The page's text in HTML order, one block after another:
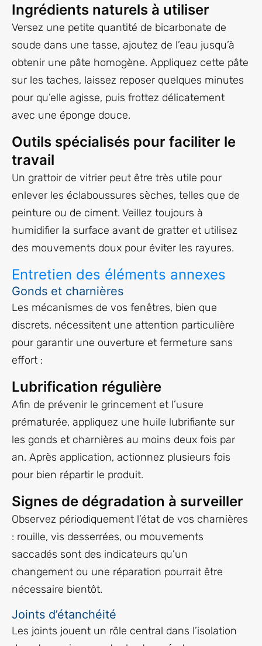
Ingrédients naturels à utiliser
Versez une petite quantité de bicarbonate de
soude dans une tasse, ajoutez de l’eau jusqu’à
obtenir une pâte homogène. Appliquez cette pâte
sur les taches, laissez reposer quelques minutes
pour qu’elle agisse, puis frottez délicatement
avec une éponge douce.
Outils spécialisés pour faciliter le
travail
Un grattoir de vitrier peut être très utile pour
enlever les éclaboussures sèches, telles que de
peinture ou de ciment. Veillez toujours à
humidifier la surface avant de gratter et utilisez
des mouvements doux pour éviter les rayures.
Entretien des éléments annexes
Gonds et charnières
Les mécanismes de vos fenêtres, bien que
discrets, nécessitent une attention particulière
pour garantir une ouverture et fermeture sans
effort :
Lubrification régulière
Afin de prévenir le grincement et l’usure
prématurée, appliquez une huile lubrifiante sur
les gonds et charnières au moins deux fois par
an. Après application, actionnez plusieurs fois
pour bien répartir le produit.
Signes de dégradation à surveiller
Observez périodiquement l’état de vos charnières
: rouille, vis desserrées, ou mouvements
saccadés sont des indicateurs qu’un
changement ou une réparation pourrait être
nécessaire bientôt.
Joints d’étanchéité
Les joints jouent un rôle central dans l’isolation